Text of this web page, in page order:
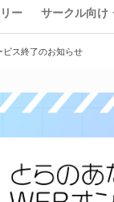
ー サークル向け
ビス終了のお知らせ